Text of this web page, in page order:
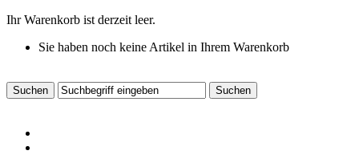
Ihr Warenkorb ist derzeit leer.
Sie haben noch keine Artikel in Ihrem Warenkorb